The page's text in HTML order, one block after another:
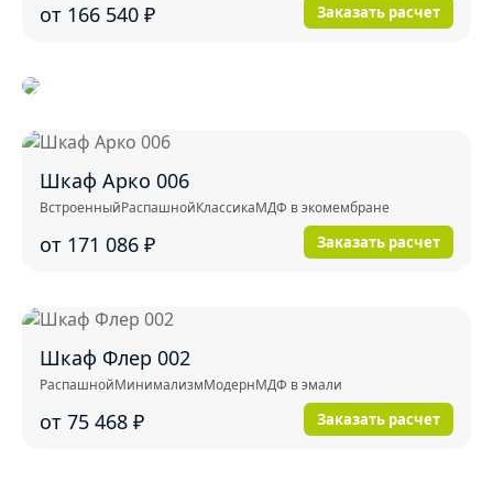
от 166 540 ₽ Заказать расчет
Шкаф Арко 006
ВстроенныйРаспашнойКлассикаМДФ в экомембране
от 171 086 ₽ Заказать расчет
Шкаф Флер 002
РаспашнойМинимализмМодернМДФ в эмали
от 75 468 ₽ Заказать расчет